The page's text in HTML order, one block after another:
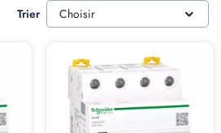
Trier Choisir